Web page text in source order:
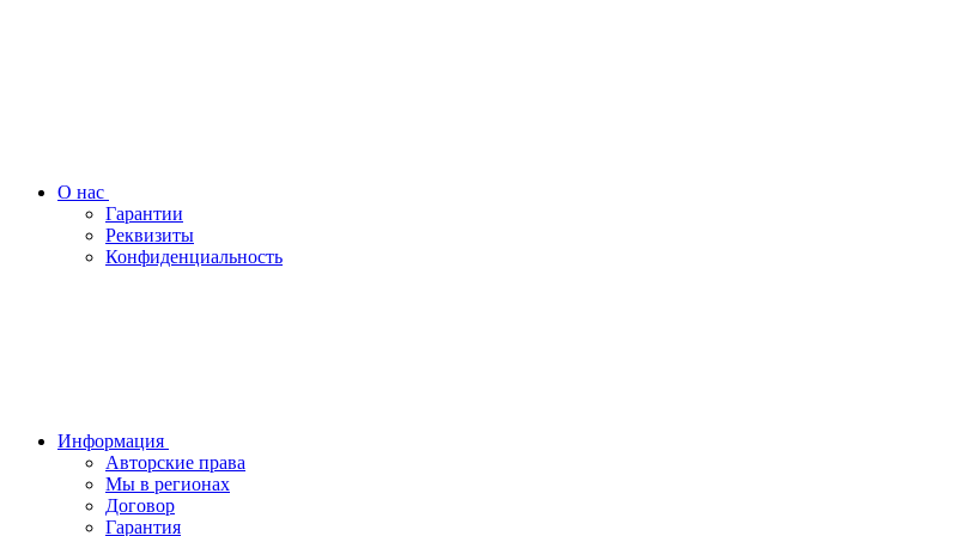
О нас
Гарантии
Реквизиты
Конфиденциальность
Информация
Авторские права
Мы в регионах
Договор
Гарантия